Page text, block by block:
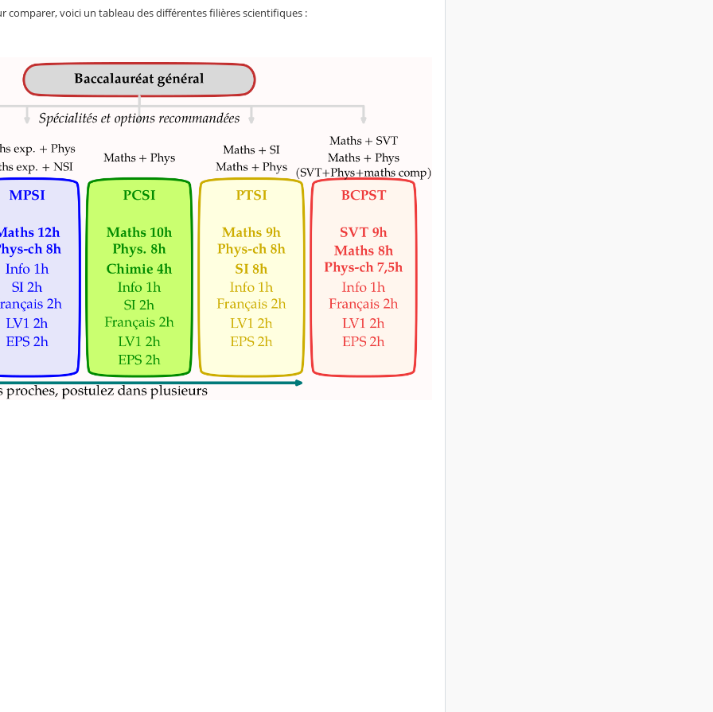
comparer, voici un tableau des différentes filières scientifiques :